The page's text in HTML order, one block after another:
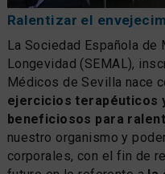
Ralentizar el
La Sociedad Española
Longevidad (SEMAL),
Médicos de Sevilla nace
ejercicios terapéuticos
beneficiosos para
nuestro organismo y
corporales, con el fin de